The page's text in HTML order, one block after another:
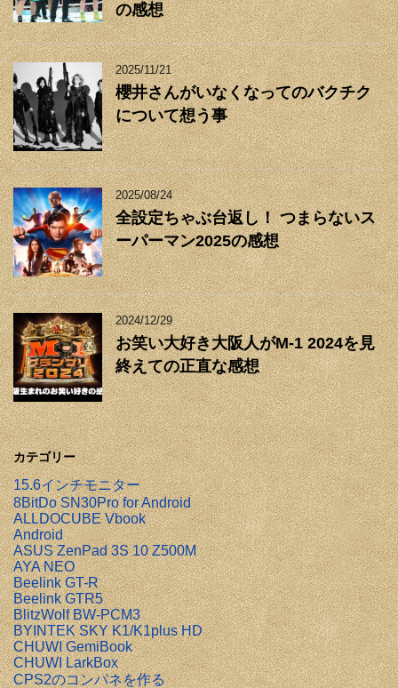
の感想
2025/11/21
櫻井さんがいなくなってのバクチク
について想う事
2025/08/24
全設定ちゃぶ台返し！ つまらないス
ーパーマン2025の感想
2024/12/29
お笑い大好き大阪人がM-1 2024を見
終えての正直な感想
カテゴリー
15.6インチモニター
8BitDo SN30Pro for Android
ALLDOCUBE Vbook
Android
ASUS ZenPad 3S 10 Z500M
AYA NEO
Beelink GT-R
Beelink GTR5
BlitzWolf BW-PCM3
BYINTEK SKY K1/K1plus HD
CHUWI GemiBook
CHUWI LarkBox
CPS2のコンパネを作る